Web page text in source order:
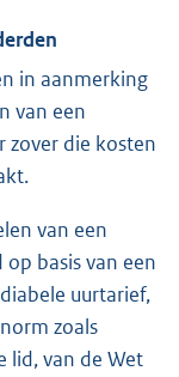
in aanmerking
van een
zover die kosten
van een
basis van een
uurtarief,
zoals
lid, van de Wet